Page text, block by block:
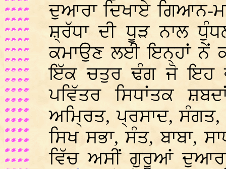
ਦੁਆਰਾ ਦਿਖਾਏ ਗਿਆਨ-
ਸ਼੍ਰੱਧਾ ਦੀ ਧੂੜ ਨਾਲ
ਕਮਾਉਣ ਲਈ ਇਨ੍ਹਾਂ ਨੇਂ
ਇੱਕ ਚਤੁਰ ਢੰਗ ਜੋ ਇਹ
ਪਵਿੱਤਰ ਸਿਧਾਂਤਕ
ਅਮ੍ਰਿਤ, ਪ੍ਰਸਾਦ, ਸੰਗਤ,
ਸਿਖ ਸਭਾ, ਸੰਤ, ਬਾਬਾ,
ਵਿੱਚ ਅਸੀਂ ਗੁਰੂਆਂ